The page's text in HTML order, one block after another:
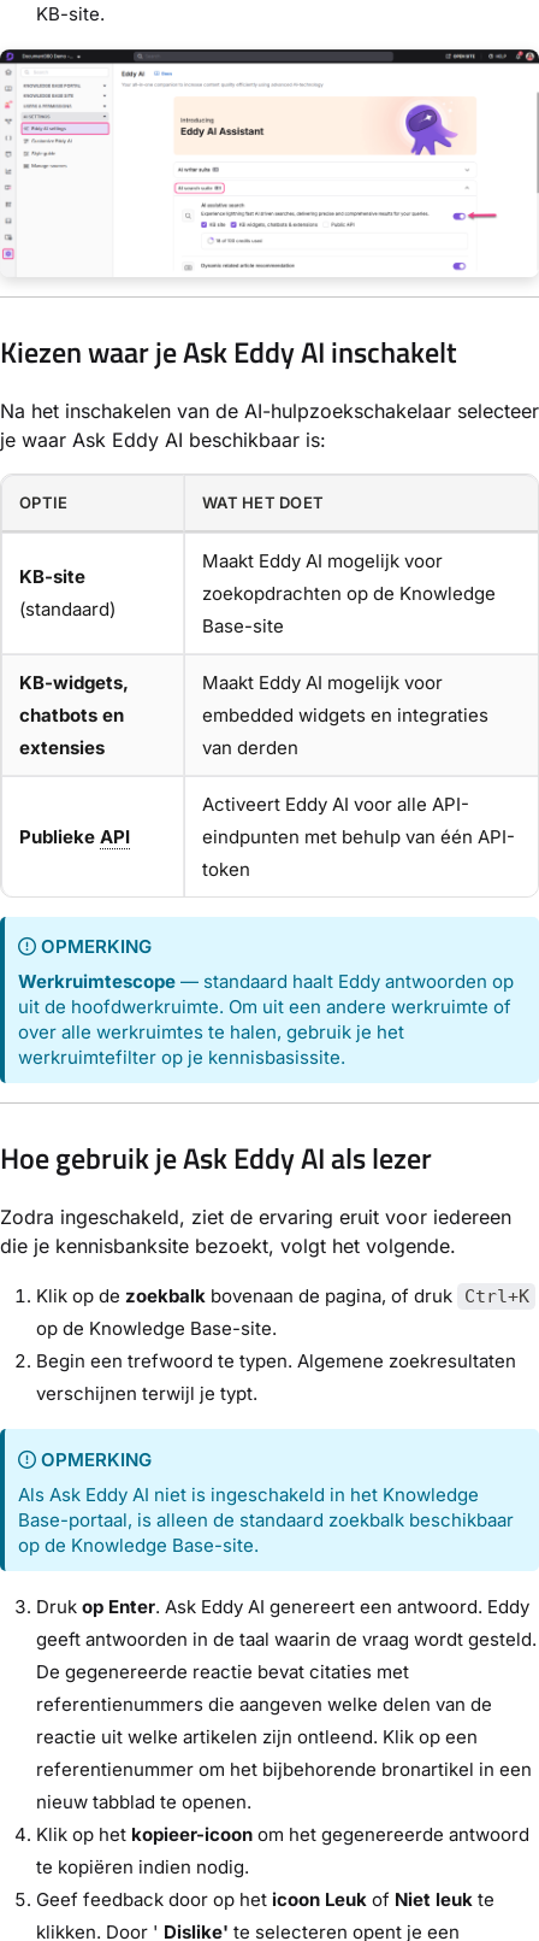
KB-site.
Kiezen waar je Ask Eddy AI inschakelt
Na het inschakelen van de AI-hulpzoekschakelaar selecteer
je waar Ask Eddy AI beschikbaar is:
OPTIE WAT HET DOET
KB-site
(standaard)
Maakt Eddy AI mogelijk voor
zoekopdrachten op de Knowledge
Base-site
KB-widgets,
chatbots en
extensies
Maakt Eddy AI mogelijk voor
embedded widgets en integraties
van derden
Publieke API
Activeert Eddy AI voor alle API-
eindpunten met behulp van één API-
token
OPMERKING
Werkruimtescope — standaard haalt Eddy antwoorden op
uit de hoofdwerkruimte. Om uit een andere werkruimte of
over alle werkruimtes te halen, gebruik je het
werkruimtefilter op je kennisbasissite.
Hoe gebruik je Ask Eddy AI als lezer
Zodra ingeschakeld, ziet de ervaring eruit voor iedereen
die je kennisbanksite bezoekt, volgt het volgende.
Klik op de zoekbalk bovenaan de pagina, of druk Ctrl+K
op de Knowledge Base-site.
Begin een trefwoord te typen. Algemene zoekresultaten
verschijnen terwijl je typt.
OPMERKING
Als Ask Eddy AI niet is ingeschakeld in het Knowledge
Base-portaal, is alleen de standaard zoekbalk beschikbaar
op de Knowledge Base-site.
Druk op Enter. Ask Eddy AI genereert een antwoord. Eddy
geeft antwoorden in de taal waarin de vraag wordt gesteld.
De gegenereerde reactie bevat citaties met
referentienummers die aangeven welke delen van de
reactie uit welke artikelen zijn ontleend. Klik op een
referentienummer om het bijbehorende bronartikel in een
nieuw tabblad te openen.
Klik op het kopieer-icoon om het gegenereerde antwoord
te kopiëren indien nodig.
Geef feedback door op het icoon Leuk of Niet leuk te
klikken. Door ' Dislike' te selecteren opent je een